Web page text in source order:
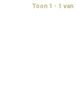
Toon 1 - 1 van